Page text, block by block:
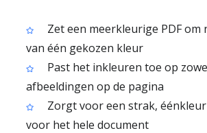
Zet een meerkleurige PDF om
van één gekozen kleur
Past het inkleuren toe op
afbeeldingen op de pagina
Zorgt voor een strak,
voor het hele document